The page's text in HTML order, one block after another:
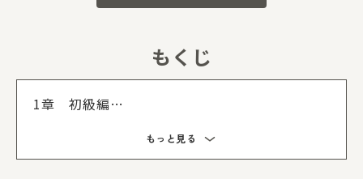
もくじ
1章 初級編
もっと見る